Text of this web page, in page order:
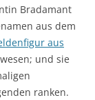
Bradamant
aus dem
aus
und sie
ranken.